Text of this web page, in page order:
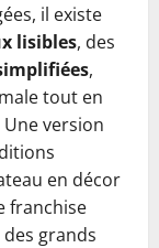
il existe
lisibles, des
,
tout en
version
en décor
franchise
grands